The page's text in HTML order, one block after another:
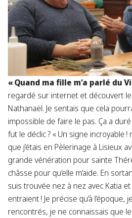
« Quand ma fille m’a parlé du
regardé sur internet et découvert
Nathanaël. Je sentais que cela
impossible de faire le pas. Ça a
fut le déclic ? « Un signe incroyable
que j’étais en Pèlerinage à Lisieux
grande vénération pour sainte
châsse pour qu’elle m’aide. En
suis trouvée nez à nez avec Katia
entraient ! Je précise qu’à l’époque,
rencontrés, je ne connaissais que